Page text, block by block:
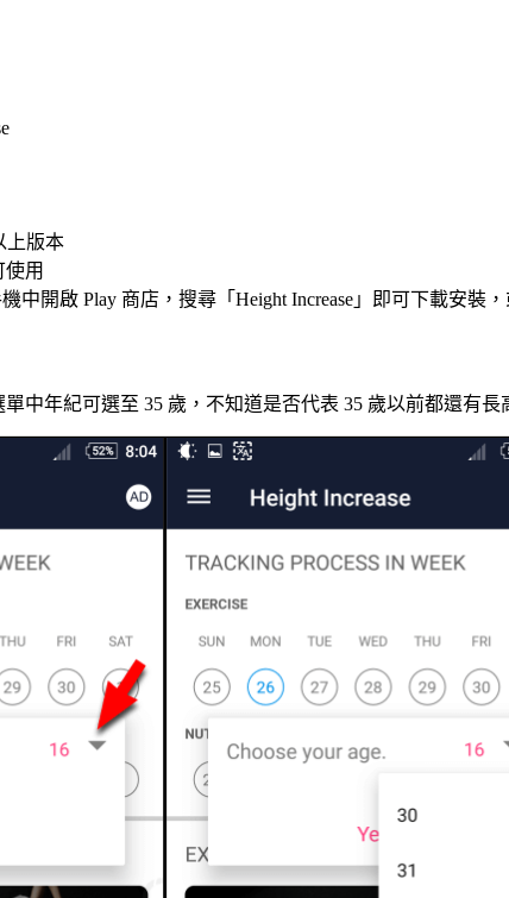
上版本
用
中開啟 Play 商店，搜尋「Height Increase」即可下載安裝，
中年紀可選至 35 歲，不知道是否代表 35 歲以前都還有長